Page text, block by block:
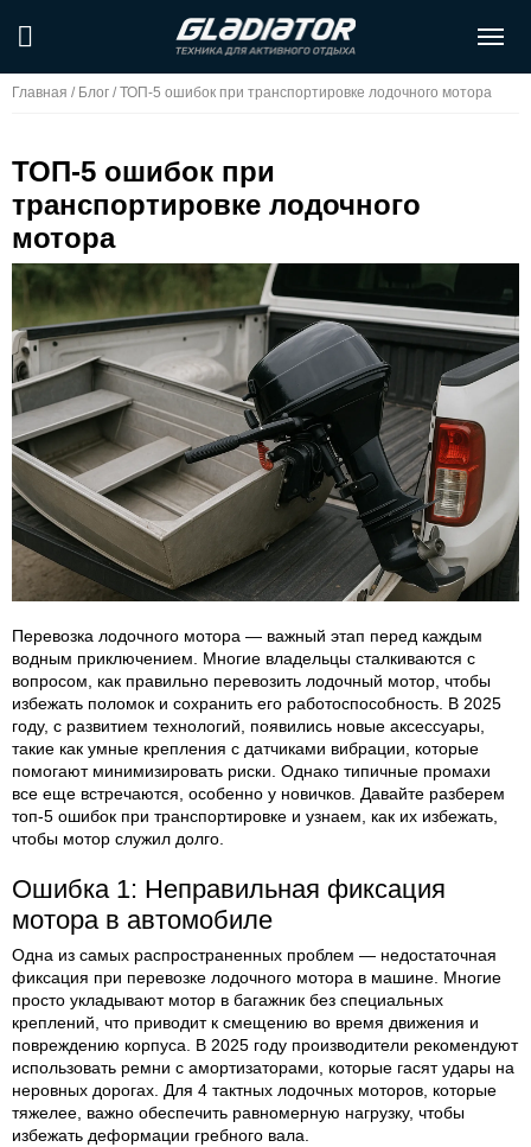
Главная / Блог / ТОП-5 ошибок при транспортировке лодочного мотора
ТОП-5 ошибок при
транспортировке лодочного
мотора
Перевозка лодочного мотора — важный этап перед каждым
водным приключением. Многие владельцы сталкиваются с
вопросом, как правильно перевозить лодочный мотор, чтобы
избежать поломок и сохранить его работоспособность. В 2025
году, с развитием технологий, появились новые аксессуары,
такие как умные крепления с датчиками вибрации, которые
помогают минимизировать риски. Однако типичные промахи
все еще встречаются, особенно у новичков. Давайте разберем
топ-5 ошибок при транспортировке и узнаем, как их избежать,
чтобы мотор служил долго.
Ошибка 1: Неправильная фиксация
мотора в автомобиле
Одна из самых распространенных проблем — недостаточная
фиксация при перевозке лодочного мотора в машине. Многие
просто укладывают мотор в багажник без специальных
креплений, что приводит к смещению во время движения и
повреждению корпуса. В 2025 году производители рекомендуют
использовать ремни с амортизаторами, которые гасят удары на
неровных дорогах. Для 4 тактных лодочных моторов, которые
тяжелее, важно обеспечить равномерную нагрузку, чтобы
избежать деформации гребного вала.